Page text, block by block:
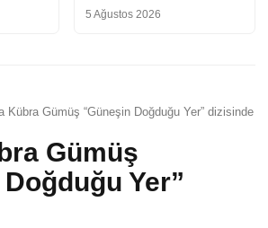
5 Ağustos 2026
Kübra Gümüş “Güneşin Doğduğu Yer” dizisinde
Gümüş
Yer”